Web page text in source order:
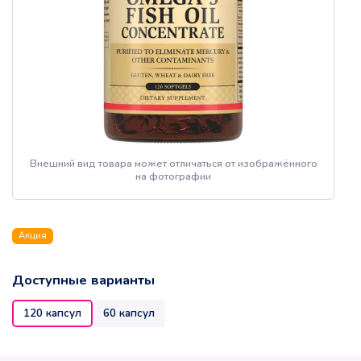
Внешний вид товара может отличаться от изображённого
на фотографии
Акция
Доступные варианты
120 капсул 60 капсул